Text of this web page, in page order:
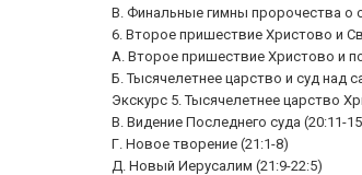
B. Финальные гимны пророчества о
6. Второе пришествие Христово и
A. Второе пришествие Христово и
Б. Тысячелетнее царство и суд над
Экскурс 5. Тысячелетнее царство
B. Видение Последнего суда (20:11-
Г. Новое творение (21:1-8)
Д. Новый Иерусалим (21:9-22:5)